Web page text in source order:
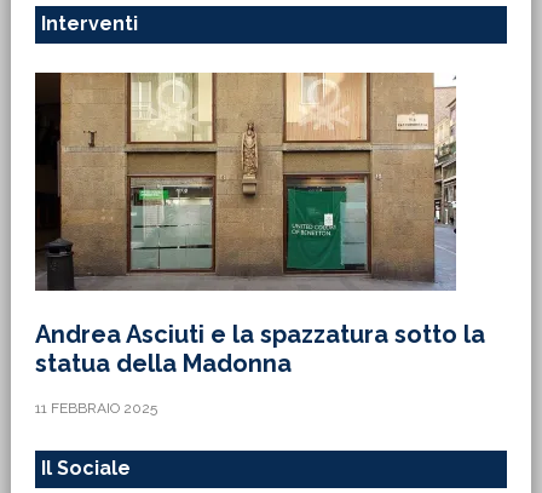
Interventi
Andrea Asciuti e la spazzatura sotto la
statua della Madonna
11 FEBBRAIO 2025
Il Sociale